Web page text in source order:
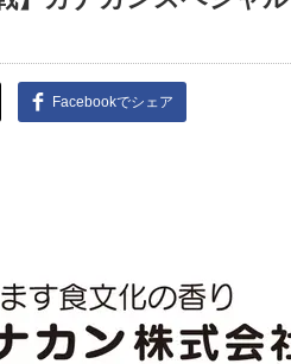
Facebookでシェア